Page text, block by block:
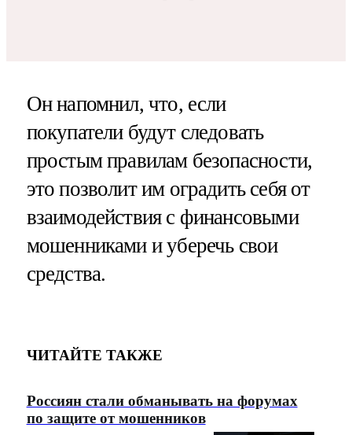
Он напомнил, что, если
покупатели будут следовать
простым правилам безопасности,
это позволит им оградить себя от
взаимодействия с финансовыми
мошенниками и уберечь свои
средства.
ЧИТАЙТЕ ТАКЖЕ
Россиян стали обманывать на форумах
по защите от мошенников